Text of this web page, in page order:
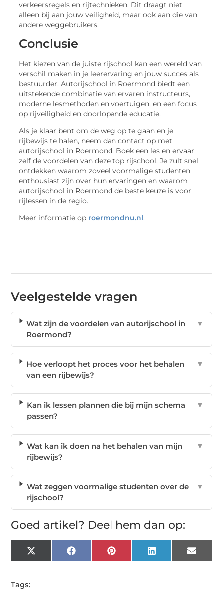
verkeersregels en rijtechnieken. Dit draagt niet
alleen bij aan jouw veiligheid, maar ook aan die van
andere weggebruikers.
Conclusie
Het kiezen van de juiste rijschool kan een wereld van
verschil maken in je leerervaring en jouw succes als
bestuurder. Autorijschool in Roermond biedt een
uitstekende combinatie van ervaren instructeurs,
moderne lesmethoden en voertuigen, en een focus
op rijveiligheid en doorlopende educatie.
Als je klaar bent om de weg op te gaan en je
rijbewijs te halen, neem dan contact op met
autorijschool in Roermond. Boek een les en ervaar
zelf de voordelen van deze top rijschool. Je zult snel
ontdekken waarom zoveel voormalige studenten
enthousiast zijn over hun ervaringen en waarom
autorijschool in Roermond de beste keuze is voor
rijlessen in de regio.
Meer informatie op roermondnu.nl.
Veelgestelde vragen
Wat zijn de voordelen van autorijschool in
Roermond?
▼
Hoe verloopt het proces voor het behalen
van een rijbewijs?
▼
Kan ik lessen plannen die bij mijn schema
passen?
▼
Wat kan ik doen na het behalen van mijn
rijbewijs?
▼
Wat zeggen voormalige studenten over de
rijschool?
▼
Goed artikel? Deel hem dan op:
X
(Twitter)
FacebookPinterest LinkedIn Email
Tags: